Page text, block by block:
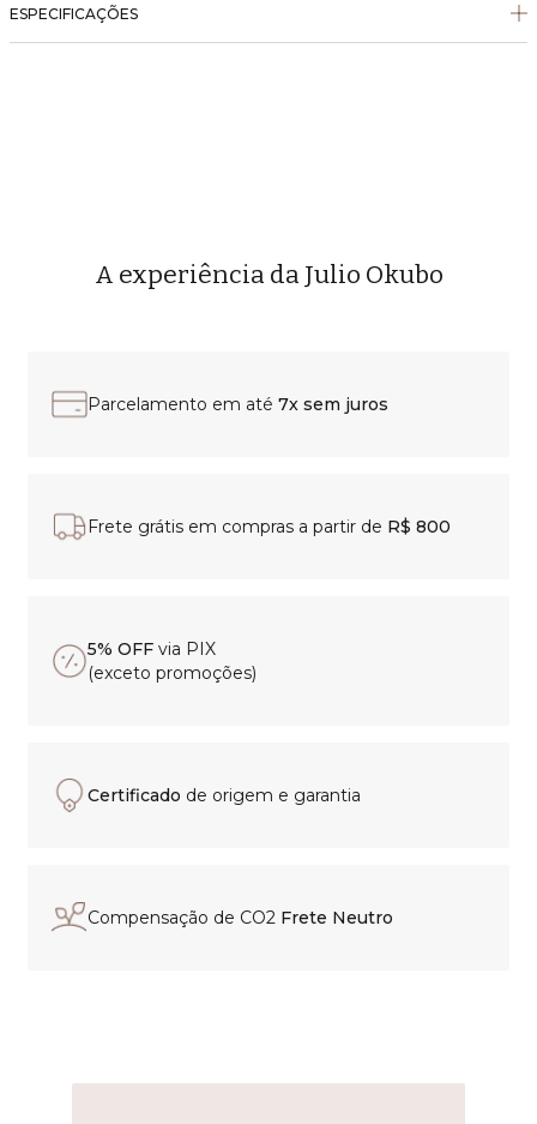
ESPECIFICAÇÕES
A experiência da Julio Okubo
Parcelamento em até 7x sem juros
Frete grátis em compras a partir de R$ 800
5% OFF via PIX
(exceto promoções)
Certificado de origem e garantia
Compensação de CO2 Frete Neutro